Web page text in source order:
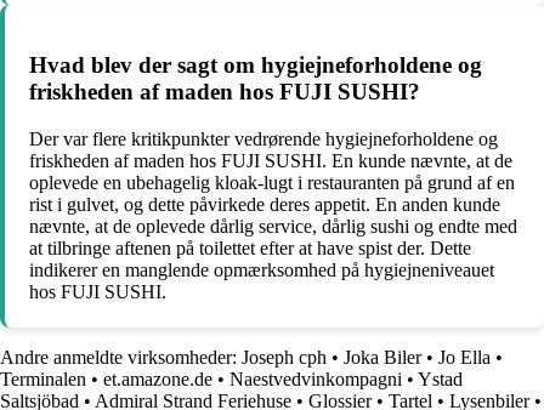
Hvad blev der sagt om hygiejneforholdene og
friskheden af maden hos FUJI SUSHI?
Der var flere kritikpunkter vedrørende hygiejneforholdene og
friskheden af maden hos FUJI SUSHI. En kunde nævnte, at de
oplevede en ubehagelig kloak-lugt i restauranten på grund af en
rist i gulvet, og dette påvirkede deres appetit. En anden kunde
nævnte, at de oplevede dårlig service, dårlig sushi og endte med
at tilbringe aftenen på toilettet efter at have spist der. Dette
indikerer en manglende opmærksomhed på hygiejneniveauet
hos FUJI SUSHI.
Andre anmeldte virksomheder: Joseph cph • Joka Biler• Jo Ella •
Terminalen • et.amazone.de • Naestvedvinkompagni • Ystad
Saltsjöbad • Admiral Strand Feriehuse • Glossier• Tartel • Lysenbiler•